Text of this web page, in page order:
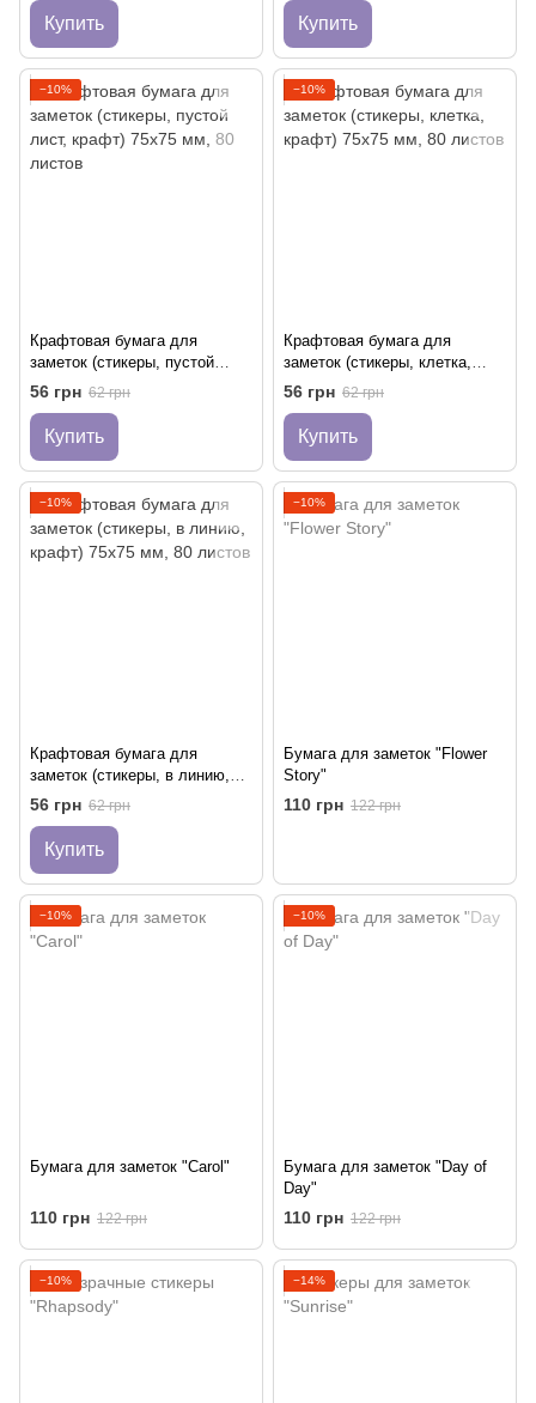
Купить Купить
−10%
Крафтовая бумага для
заметок (стикеры, пустой
лист, крафт) 75x75 мм, 80
листов
56 грн 62 грн
Купить
−10%
Крафтовая бумага для
заметок (стикеры, клетка,
крафт) 75x75 мм, 80 листов
56 грн 62 грн
Купить
−10%
Крафтовая бумага для
заметок (стикеры, в линию,
крафт) 75x75 мм, 80 листов
56 грн 62 грн
Купить
−10%
Бумага для заметок "Flower
Story"
110 грн 122 грн
−10%
Бумага для заметок "Carol"
110 грн 122 грн
−10%
Бумага для заметок "Day of
Day"
110 грн 122 грн
−10% −14%